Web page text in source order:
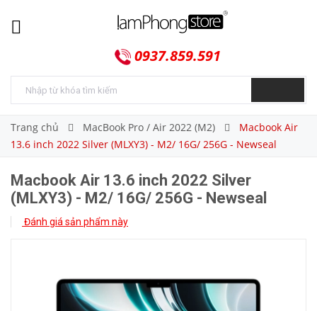
0937.859.591
Trang chủ MacBook Pro / Air 2022 (M2)
Macbook Air
13.6 inch 2022 Silver (MLXY3) - M2/ 16G/ 256G - Newseal
Macbook Air 13.6 inch 2022 Silver
(MLXY3) - M2/ 16G/ 256G - Newseal
Đánh giá sản phẩm này